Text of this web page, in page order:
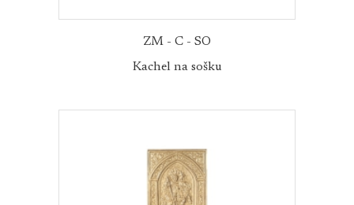
ZM - C - SO
Kachel na sošku